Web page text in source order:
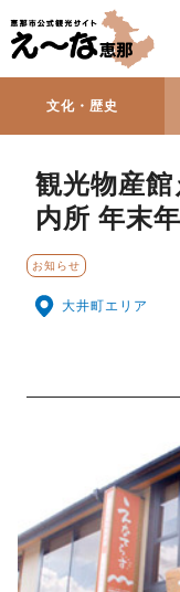
文化・歴史
観光物産
内所 年末
お知らせ
大井町エリア